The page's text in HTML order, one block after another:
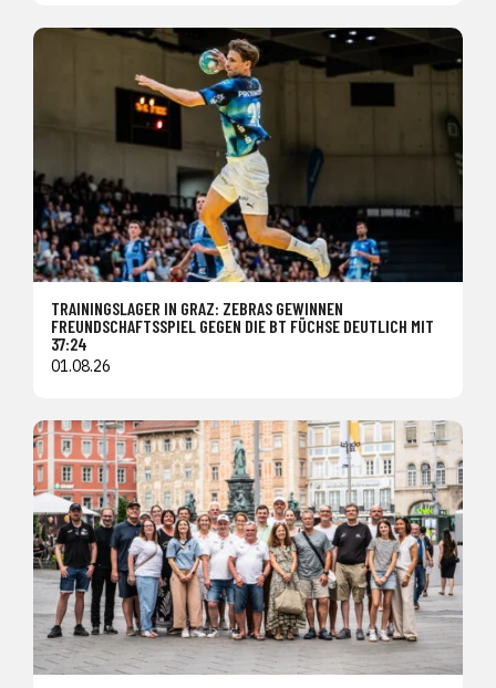
TRAININGSLAGER IN GRAZ: ZEBRAS GEWINNEN
FREUNDSCHAFTSSPIEL GEGEN DIE BT FÜCHSE DEUTLICH MIT
37:24
01.08.26